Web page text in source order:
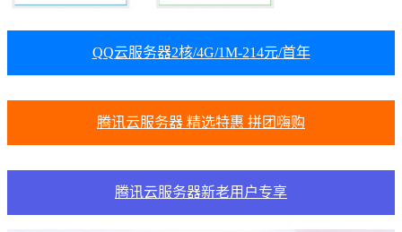
QQ云服务器2核/4G/1M-214元/首年
腾讯云服务器 精选特惠 拼团嗨购
腾讯云服务器新老用户专享